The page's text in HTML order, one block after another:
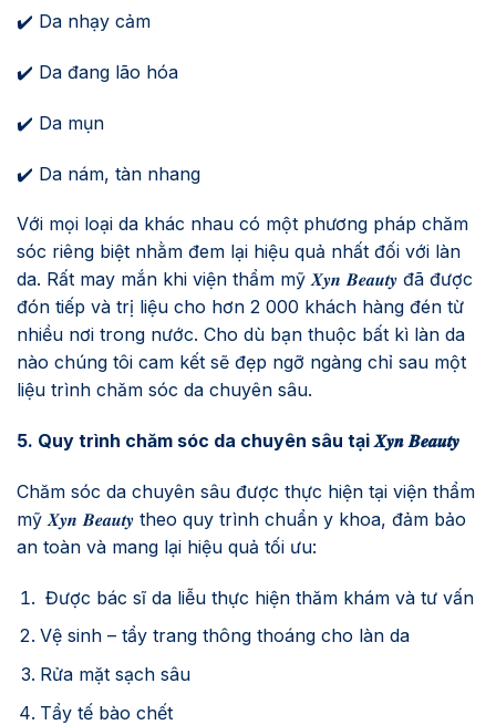
✔️ Da nhạy cảm
✔️ Da đang lão hóa
✔️ Da mụn
✔️ Da nám, tàn nhang
Với mọi loại da khác nhau có một phương pháp chăm
sóc riêng biệt nhằm đem lại hiệu quả nhất đối với làn
da. Rất may mắn khi viện thẩm mỹ 𝑿𝒚𝒏 𝑩𝒆𝒂𝒖𝒕𝒚 đã được
đón tiếp và trị liệu cho hơn 2 000 khách hàng đén từ
nhiều nơi trong nước. Cho dù bạn thuộc bất kì làn da
nào chúng tôi cam kết sẽ đẹp ngỡ ngàng chỉ sau một
liệu trình chăm sóc da chuyên sâu.
5. Quy trình chăm sóc da chuyên sâu tại 𝑿𝒚𝒏 𝑩𝒆𝒂𝒖𝒕𝒚
Chăm sóc da chuyên sâu được thực hiện tại viện thẩm
mỹ 𝑿𝒚𝒏 𝑩𝒆𝒂𝒖𝒕𝒚 theo quy trình chuẩn y khoa, đảm bảo
an toàn và mang lại hiệu quả tối ưu:
Được bác sĩ da liễu thực hiện thăm khám và tư vấn
Vệ sinh – tẩy trang thông thoáng cho làn da
Rửa mặt sạch sâu
Tẩy tế bào chết